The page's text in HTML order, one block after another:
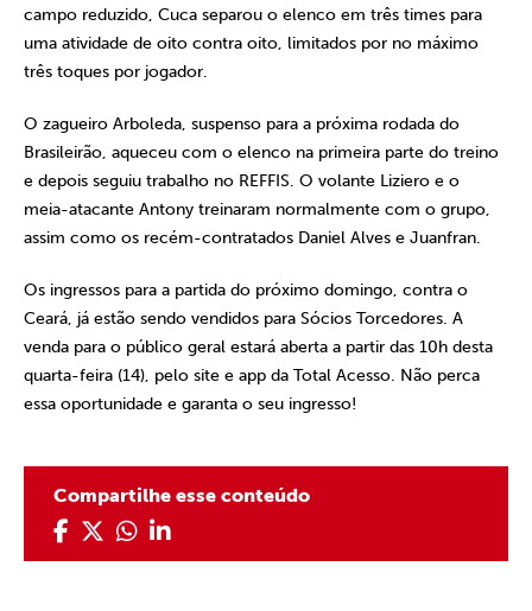
campo reduzido, Cuca separou o elenco em três times para
uma atividade de oito contra oito, limitados por no máximo
três toques por jogador.
O zagueiro Arboleda, suspenso para a próxima rodada do
Brasileirão, aqueceu com o elenco na primeira parte do treino
e depois seguiu trabalho no REFFIS. O volante Liziero e o
meia-atacante Antony treinaram normalmente com o grupo,
assim como os recém-contratados Daniel Alves e Juanfran.
Os ingressos para a partida do próximo domingo, contra o
Ceará, já estão sendo vendidos para Sócios Torcedores. A
venda para o público geral estará aberta a partir das 10h desta
quarta-feira (14), pelo site e app da Total Acesso. Não perca
essa oportunidade e garanta o seu ingresso!
Compartilhe esse conteúdo